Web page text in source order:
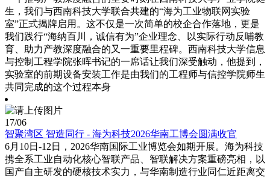
生，我们与西南科技大学联合共建的“海为工业物联网实验
室”正式揭牌启用。这不仅是一次简单的校企合作落地，更是
我们践行“海纳百川，诚信有为”企业理念、以实际行动反哺教
育、助力产教深度融合的又一重要里程碑。西南科技大学信息
与控制工程学院张晖书记的一席话让我们深受触动，他提到，
实验室的前期设备安装工作是由我们的工程师与信控学院师生
共同完成的这个过程本身
17/06
智聚湾区 智造同行 - 海为科技2026华南工博会圆满收官
6月10日-12日，2026华南国际工业博览会如期开展。海为科技
携全系工业自动化核心智联产品、智联解决方案重磅亮相，以
国产自主研发的硬核技术实力，与华南制造行业同仁近距离交